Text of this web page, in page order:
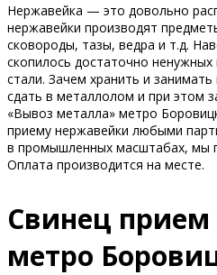
Нержавейка — это довольно
нержавейки производят
сковороды, тазы, ведра и т.д.
скопилось достаточно
стали. Зачем хранить и
сдать в металлолом и при этом
«Вывоз металла» метро
приему нержавейки любыми
в промышленных масштабах, мы
Оплата производится на месте.
Свинец
метро